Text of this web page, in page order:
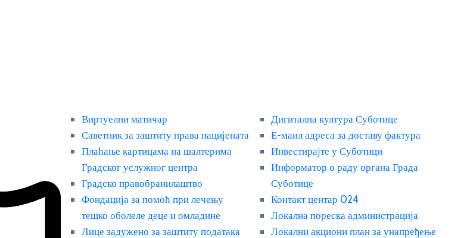
Виртуелни матичар
Саветник за заштиту права пацијената
Плаћање картицама на шалтерима
Градског услужног центра
Градско правобранилаштво
Фондација за помоћ при лечењу
тешко оболеле деце и омладине
Лице задужено за заштиту података
Дигитална култура Суботице
Е-маил адреса за доставу фактура
Инвестирајте у Суботици
Информатор о раду органа Града
Суботице
Контакт центар 024
Локална пореска администрација
Локални акциони план за унапређење